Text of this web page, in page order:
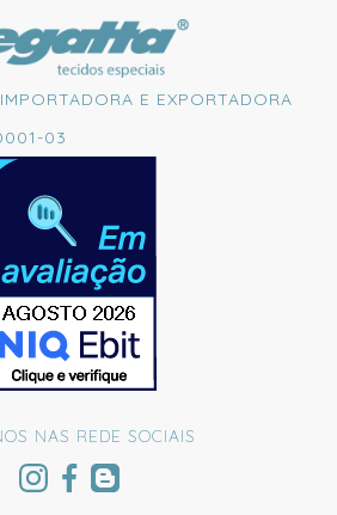
E EXPORTADORA
03
NAS REDE SOCIAIS